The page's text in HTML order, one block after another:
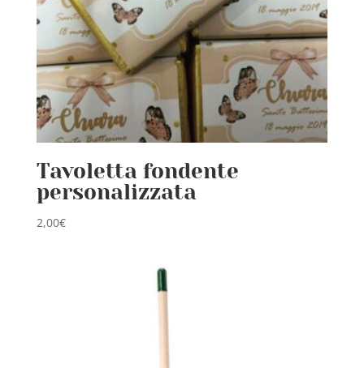
Tavoletta fondente
personalizzata
2,00€